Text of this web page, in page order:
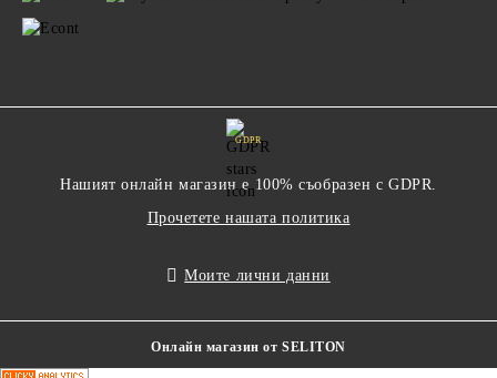
GDPR
Нашият онлайн магазин е 100% съобразен с GDPR.
Прочетете нашата политика
Моите лични данни
Онлайн магазин от SELITON